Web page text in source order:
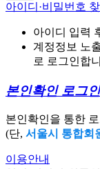
아이디·비밀번호 찾
아이디 입력
계정정보 노
로 로그인합
본인확인 로그인
본인확인을 통한
(단, 서울시 통합회
이용안내